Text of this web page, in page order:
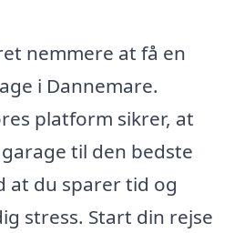
nemmere at få en
i Dannemare.
platform sikrer, at
til den bedste
at du sparer tid og
stress. Start din rejse